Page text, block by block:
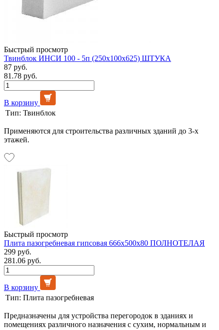
Быстрый просмотр
Твинблок ИНСИ 100 - 5п (250х100х625) ШТУКА
87 руб.
81.78 руб.
В корзину
Тип: Твинблок
Применяются для строительства различных зданий до 3-х
этажей.
Быстрый просмотр
Плита пазогребневая гипсовая 666х500х80 ПОЛНОТЕЛАЯ
299 руб.
281.06 руб.
В корзину
Тип: Плита пазогребневая
Предназначены для устройства перегородок в зданиях и
помещениях различного назначения с сухим, нормальным и